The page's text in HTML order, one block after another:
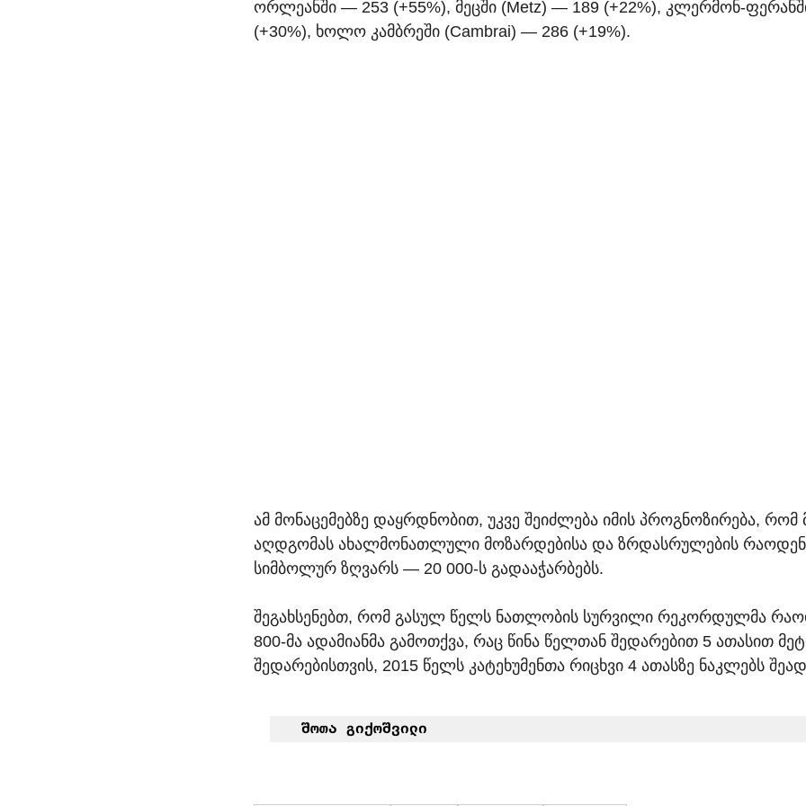
ორლეანში — 253 (+55%), მეცში (Metz) — 189 (+22%), კლერმონ-
(+30%), ხოლო კამბრეში (Cambrai) — 286 (+19%).
ამ მონაცემებზე დაყრდნობით, უკვე შეიძლება იმის პროგნოზირება,
აღდგომას ახალმონათლული მოზარდებისა და ზრდასრულების
სიმბოლურ ზღვარს — 20 000-ს გადააჭარბებს.
შეგახსენებთ, რომ გასულ წელს ნათლობის სურვილი რეკორდულმა
800-მა ადამიანმა გამოთქვა, რაც წინა წელთან შედარებით 5 ათასით
შედარებისთვის, 2015 წელს კატეხუმენთა რიცხვი 4 ათასზე ნაკლებს
შოთა გიქოშვილი